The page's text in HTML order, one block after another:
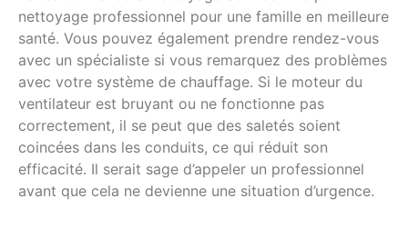
nettoyage professionnel pour une famille en meilleure
santé. Vous pouvez également prendre rendez-vous
avec un spécialiste si vous remarquez des problèmes
avec votre système de chauffage. Si le moteur du
ventilateur est bruyant ou ne fonctionne pas
correctement, il se peut que des saletés soient
coincées dans les conduits, ce qui réduit son
efficacité. Il serait sage d’appeler un professionnel
avant que cela ne devienne une situation d’urgence.